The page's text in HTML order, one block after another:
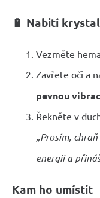
🔋 Nabití
Vezměte
Zavřete oči a
pevnou
Řekněte v
„Prosím,
energii a
Kam ho umístit